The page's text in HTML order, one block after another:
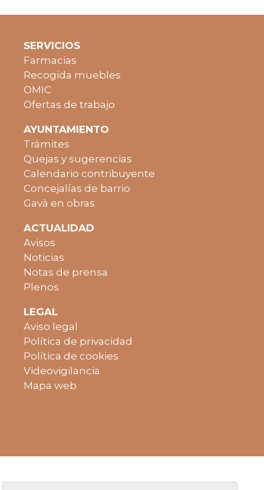
SERVICIOS
Farmacias
Recogida muebles
OMIC
Ofertas de trabajo
AYUNTAMIENTO
Trámites
Quejas y sugerencias
Calendario contribuyente
Concejalías de barrio
Gavà en obras
ACTUALIDAD
Avisos
Noticias
Notas de prensa
Plenos
LEGAL
Aviso legal
Política de privacidad
Política de cookies
Videovigilancia
Mapa web